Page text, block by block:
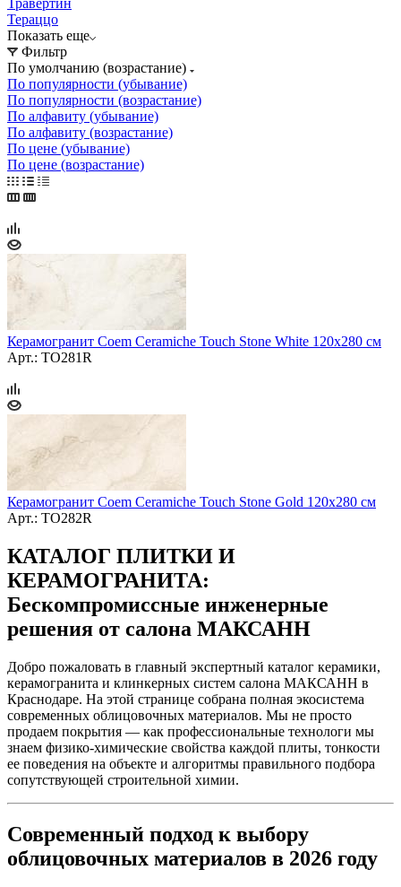
Тераццо
Показать еще
Фильтр
По умолчанию (возрастание)
По популярности (убывание)
По популярности (возрастание)
По алфавиту (убывание)
По алфавиту (возрастание)
По цене (убывание)
По цене (возрастание)
Керамогранит Coem Ceramiche Touch Stone White 120х280 см
Арт.: TO281R
Керамогранит Coem Ceramiche Touch Stone Gold 120х280 см
Арт.: TO282R
КАТАЛОГ ПЛИТКИ И
КЕРАМОГРАНИТА:
Бескомпромиссные инженерные
решения от салона МАКСАНН
Добро пожаловать в главный экспертный каталог керамики,
керамогранита и клинкерных систем салона МАКСАНН в
Краснодаре. На этой странице собрана полная экосистема
современных облицовочных материалов. Мы не просто
продаем покрытия — как профессиональные технологи мы
знаем физико-химические свойства каждой плиты, тонкости
ее поведения на объекте и алгоритмы правильного подбора
сопутствующей строительной химии.
Современный подход к выбору
облицовочных материалов в 2026 году